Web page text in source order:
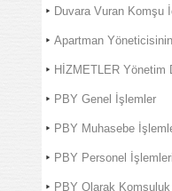
Duvara Vuran Komşu
Apartman
HİZMETLER Yönetim
PBY Genel İşlemler
PBY Muhasebe
PBY Personel İşlemleri
PBY Olarak